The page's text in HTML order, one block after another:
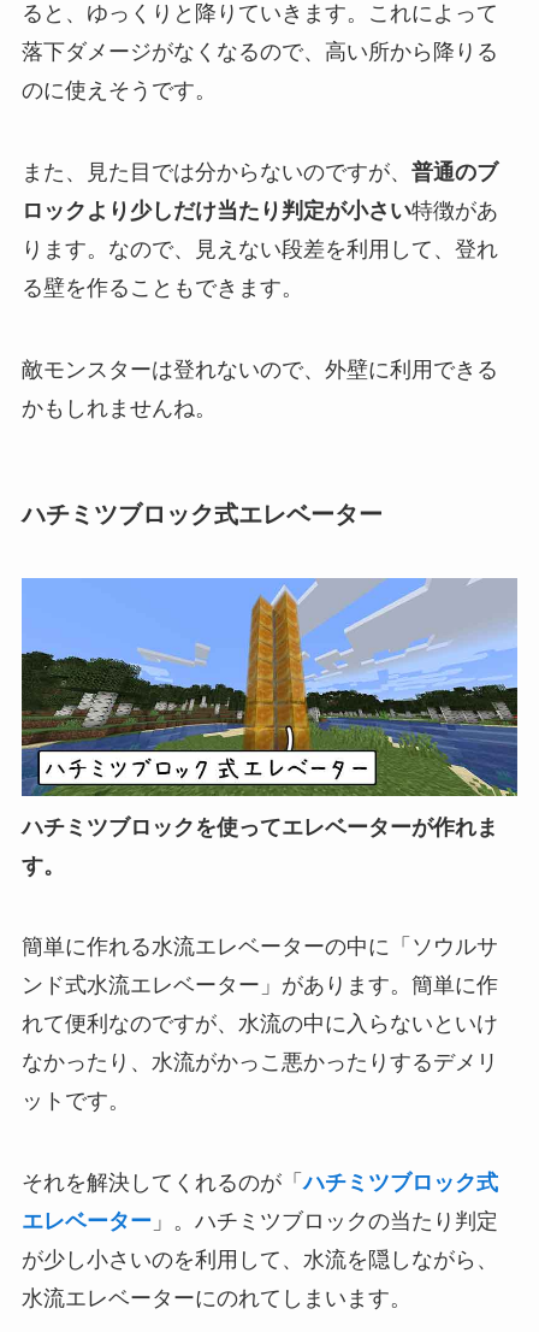
ると、ゆっくりと降りていきます。これによって
落下ダメージがなくなるので、高い所から降りる
のに使えそうです。
また、見た目では分からないのですが、 普通のブ
ロックより少しだけ当たり判定が小さい特徴があ
ります。なので、見えない段差を利用して、登れ
る壁を作ることもできます。
敵モンスターは登れないので、外壁に利用できる
かもしれませんね。
ハチミツブロック式エレベーター
ハチミツブロックを使ってエレベーターが作れま
す。
簡単に作れる水流エレベーターの中に「ソウルサ
ンド式水流エレベーター」があります。簡単に作
れて便利なのですが、水流の中に入らないといけ
なかったり、水流がかっこ悪かったりするデメリ
ットです。
それを解決してくれるのが「ハチミツブロック式
エレベーター」。ハチミツブロックの当たり判定
が少し小さいのを利用して、水流を隠しながら、
水流エレベーターにのれてしまいます。